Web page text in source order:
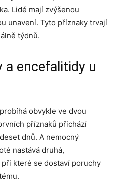
Lidé mají zvýšenou
unavení. Tyto příznaky trvají
týdnů.
a encefalitidy u
obvykle ve dvou
příznaků přichází
dnů. A nemocný
nastává druhá,
které se dostaví poruchy